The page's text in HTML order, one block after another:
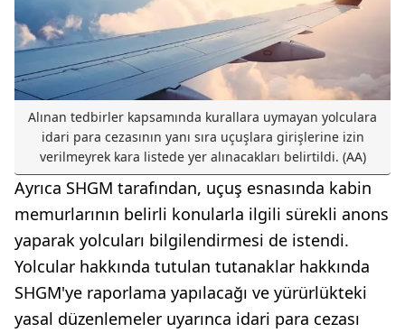
Alınan tedbirler kapsamında kurallara uymayan yolculara
idari para cezasının yanı sıra uçuşlara girişlerine izin
verilmeyrek kara listede yer alınacakları belirtildi. (AA)
Ayrıca SHGM tarafından, uçuş esnasında kabin
memurlarının belirli konularla ilgili sürekli anons
yaparak yolcuları bilgilendirmesi de istendi.
Yolcular hakkında tutulan tutanaklar hakkında
SHGM'ye raporlama yapılacağı ve yürürlükteki
yasal düzenlemeler uyarınca idari para cezası